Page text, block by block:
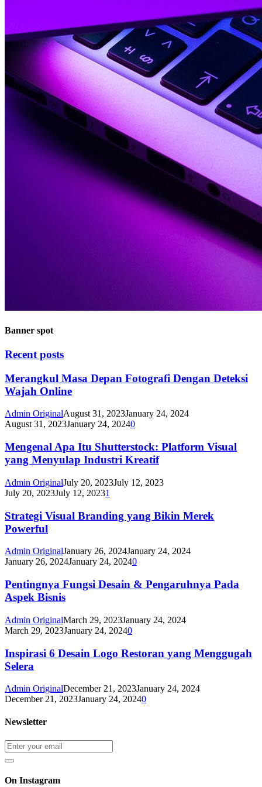
Banner spot
Recent posts
Merangkul Masa Depan Fotografi Dengan Deteksi
Wajah Online
Admin OriginalAugust 31, 2023January 24, 2024
August 31, 2023January 24, 20240
Mengenal Apa Itu Shutterstock: Platform Visual
yang Menyulap Industri Kreatif
Admin OriginalJuly 20, 2023July 12, 2023
July 20, 2023July 12, 20231
Strategi Visual Branding yang Bikin Merek
Powerful
Admin OriginalJanuary 26, 2024January 24, 2024
January 26, 2024January 24, 20240
Pentingnya Fungsi Desain & Pengaruhnya Pada
Aspek Bisnis
Admin OriginalMarch 29, 2023January 24, 2024
March 29, 2023January 24, 20240
Inspirasi 6 Desain Logo Restoran yang Menggugah
Selera
Admin OriginalDecember 21, 2023January 24, 2024
December 21, 2023January 24, 20240
Newsletter
On Instagram